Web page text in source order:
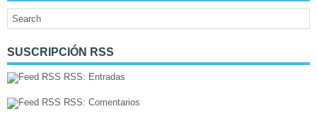
SUSCRIPCIÓN RSS
RSS: Entradas
RSS: Comentarios